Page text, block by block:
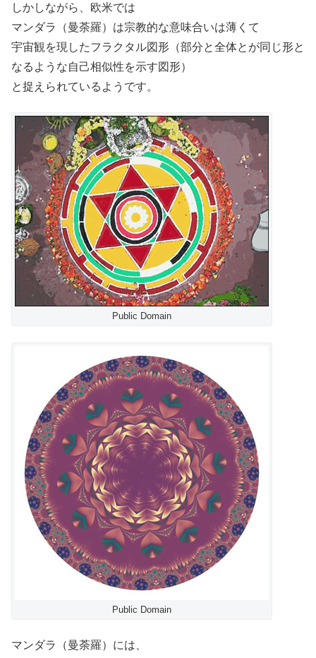
しかしながら、欧米では
マンダラ（曼荼羅）は宗教的な意味合いは薄くて
宇宙観を現したフラクタル図形（部分と全体とが同じ形と
なるような自己相似性を示す図形）
と捉えられているようです。
Public Domain
Public Domain
マンダラ（曼荼羅）には、